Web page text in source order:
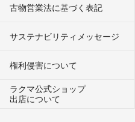
古物営業法に基づく表記
サステナビリティメッセージ
権利侵害について
ラクマ公式ショップ
出店について